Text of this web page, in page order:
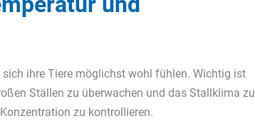
ihre Tiere möglichst wohl fühlen. Wichtig ist
Ställen zu überwachen und das Stallklima zu
zu kontrollieren.